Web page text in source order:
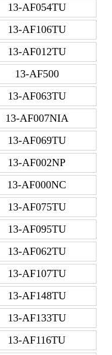
13-AF054TU
13-AF106TU
13-AF012TU
13-AF500
13-AF063TU
13-AF007NIA
13-AF069TU
13-AF002NP
13-AF000NC
13-AF075TU
13-AF095TU
13-AF062TU
13-AF107TU
13-AF148TU
13-AF133TU
13-AF116TU